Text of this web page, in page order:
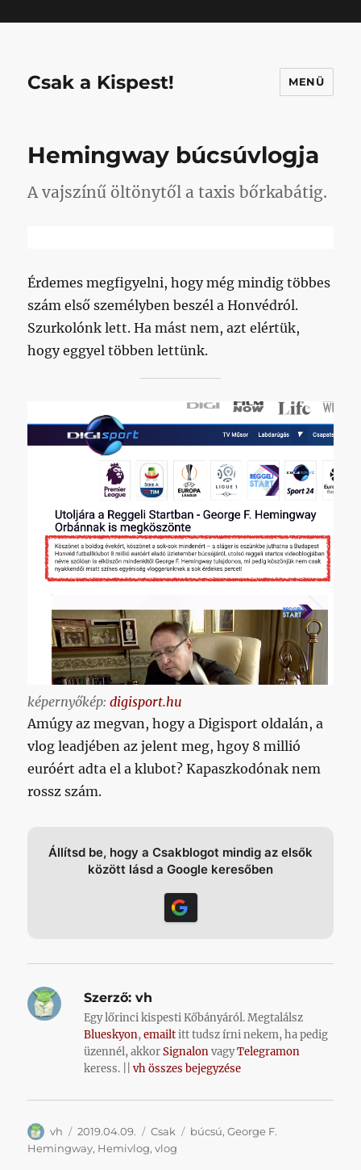
Csak a Kispest! MENÜ
Hemingway búcsúvlogja
A vajszínű öltönytől a taxis bőrkabátig.
Érdemes megfigyelni, hogy még mindig többes
szám első személyben beszél a Honvédról.
Szurkolónk lett. Ha mást nem, azt elértük,
hogy eggyel többen lettünk.
képernyőkép:digisport.hu
Amúgy az megvan, hogy a Digisport oldalán, a
vlog leadjében az jelent meg, hgoy 8 millió
euróért adta el a klubot? Kapaszkodónak nem
rossz szám.
Állítsd be, hogy a Csakblogot mindig az elsők
között lásd a Google keresőben
Szerző: vh
Egy lőrinci kispesti Kőbányáról. Megtalálsz
Blueskyon,emailtitt tudsz írni nekem, ha pedig
üzennél, akkorSignalonvagyTelegramon
keress. ||vh összes bejegyzése
Szerző
vh Közzétéve
2019.04.09. Kategória
Csak Címke
búcsú,George F.
Hemingway, Hemivlog,vlog